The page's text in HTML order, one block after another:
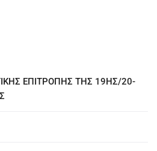
ΕΠΙΤΡΟΠΗΣ ΤΗΣ 19ΗΣ/20-